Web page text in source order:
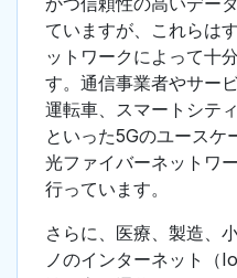
ていますが、これらは
ットワークによって十
す。通信事業者やサー
運転車、スマートシテ
といった5Gのユースケ
光ファイバーネットワ
行っています。
さらに、医療、製造、
ノのインターネット（